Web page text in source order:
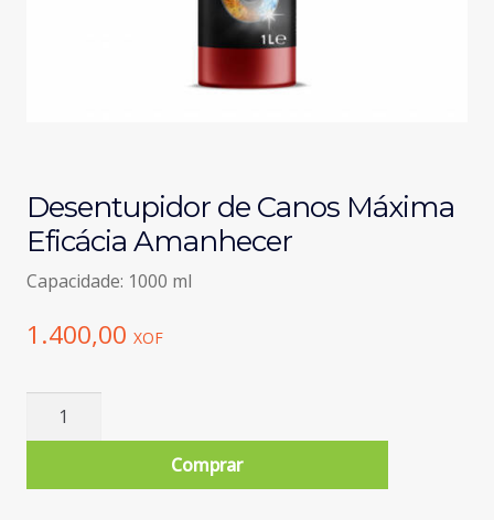
Desentupidor de Canos Máxima
Eficácia Amanhecer
Capacidade: 1000 ml
1.400,00 XOF
Quantidade
de
Comprar